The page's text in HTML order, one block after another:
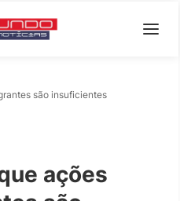
são insuficientes
ações